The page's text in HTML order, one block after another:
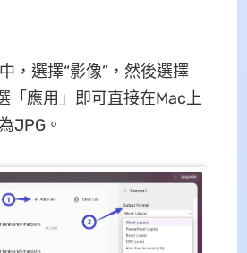
，選擇“影像”，然後選擇
「應用」即可直接在Mac上
JPG。